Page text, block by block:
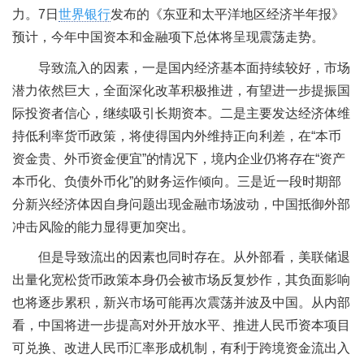
力。7日 世界银行发布的《东亚和太平洋地区经济半年报》
预计，今年中国资本和金融项下总体将呈现震荡走势。
导致流入的因素，一是国内经济基本面持续较好，市场
潜力依然巨大，全面深化改革积极推进，有望进一步提振国
际投资者信心，继续吸引长期资本。二是主要发达经济体维
持低利率货币政策，将使得国内外维持正向利差，在“本币
资金贵、外币资金便宜”的情况下，境内企业仍将存在“资产
本币化、负债外币化”的财务运作倾向。三是近一段时期部
分新兴经济体因自身问题出现金融市场波动，中国抵御外部
冲击风险的能力显得更加突出。
但是导致流出的因素也同时存在。从外部看，美联储退
出量化宽松货币政策本身仍会被市场反复炒作，其负面影响
也将逐步累积，新兴市场可能再次震荡并波及中国。从内部
看，中国将进一步提高对外开放水平、推进人民币资本项目
可兑换、改进人民币汇率形成机制，有利于跨境资金流出入